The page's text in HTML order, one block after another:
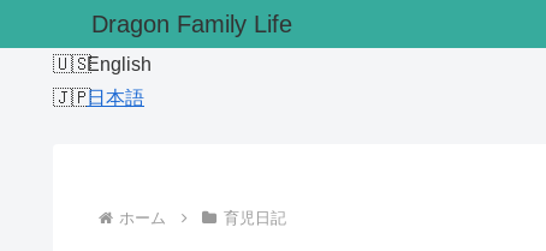
Dragon Family Life
English
日本語
ホーム 育児日記